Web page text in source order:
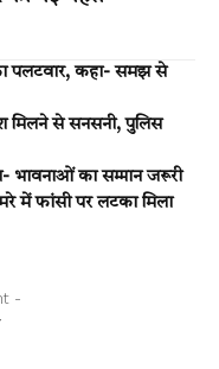
पलटवार, कहा- समझ से
मिलने से सनसनी, पुलिस
भावनाओं का सम्मान जरूरी
में फांसी पर लटका मिला
-